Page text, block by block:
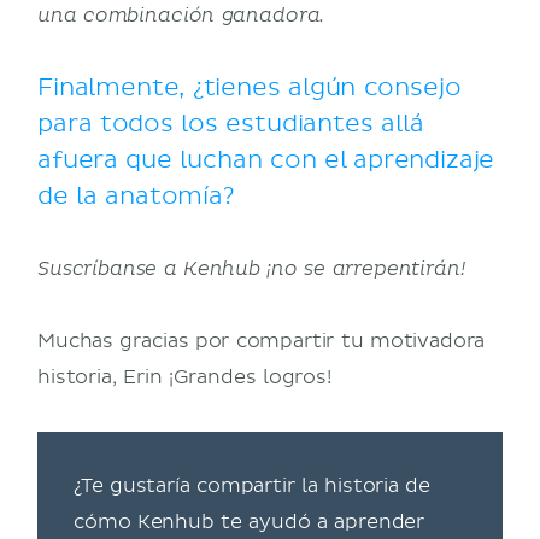
una combinación ganadora.
Finalmente, ¿tienes algún consejo
para todos los estudiantes allá
afuera que luchan con el aprendizaje
de la anatomía?
Suscríbanse a Kenhub ¡no se arrepentirán!
Muchas gracias por compartir tu motivadora
historia, Erin ¡Grandes logros!
¿Te gustaría compartir la historia de
cómo Kenhub te ayudó a aprender